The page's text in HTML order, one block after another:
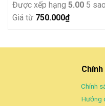
Được xếp hạng 5.00 5 sao
Giá từ 750.000₫
Chính
Hướng